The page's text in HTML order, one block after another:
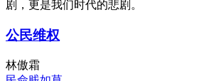
剧，更是我们时代的悲剧。
公民维权
林傲霜